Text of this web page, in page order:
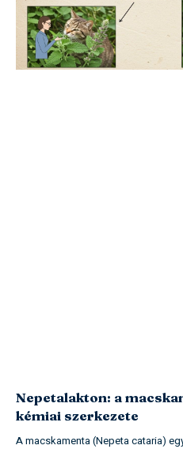
Nepetalakton: a
kémiai szerkezete
A macskamenta (Nepeta cataria)